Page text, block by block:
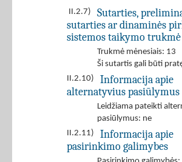
II.2.7)
Sutarties,
sutarties ar dinaminės
sistemos taikymo trukmė
Trukmė mėnesiais: 13
Ši sutartis gali būti
II.2.10)
Informacija apie
alternatyvius pasiūlymus
Leidžiama pateikti
pasiūlymus: ne
II.2.11)
Informacija apie
pasirinkimo galimybes